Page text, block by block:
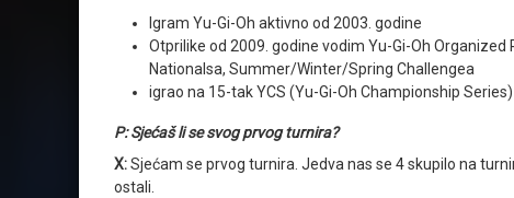
Igram Yu-Gi-Oh aktivno od 2003. godine
Otprilike od 2009. godine vodim Yu-Gi-Oh
Nationalsa, Summer/Winter/Spring Challengea
igrao na 15-tak YCS (Yu-Gi-Oh Championship
P: Sjećaš li se svog prvog turnira?
X:Sjećam se prvog turnira. Jedva nas se 4 skupilo na
ostali.